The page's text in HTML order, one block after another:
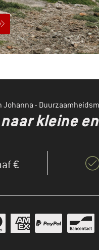
Johanna -
kleine
€